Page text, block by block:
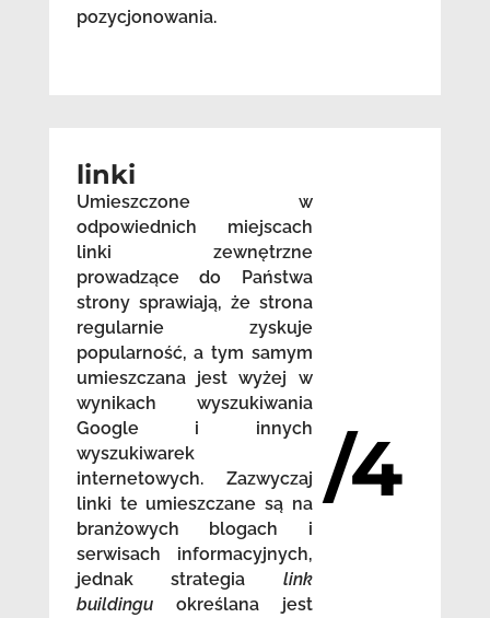
pozycjonowania.
linki
Umieszczone w
odpowiednich miejscach
linki zewnętrzne
prowadzące do Państwa
strony sprawiają, że strona
regularnie zyskuje
popularność, a tym samym
umieszczana jest wyżej w
wynikach wyszukiwania
Google i innych
wyszukiwarek
internetowych. Zazwyczaj
linki te umieszczane są na
branżowych blogach i
serwisach informacyjnych,
jednak strategia link
buildingu określana jest
/4